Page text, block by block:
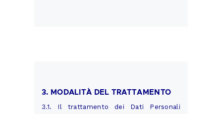
3. MODALITÀ DEL TRATTAMENTO
3.1. Il trattamento dei Dati Personali